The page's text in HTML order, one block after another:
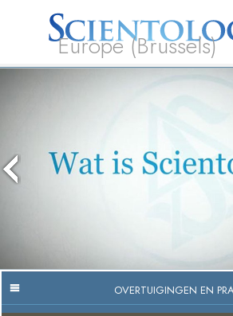
Europe (Brussels)
Werkers
OVERTUIGINGEN EN